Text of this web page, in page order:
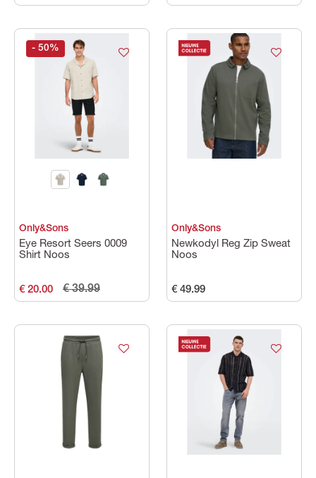
Only&Sons
Eye Resort Seers 0009
Shirt Noos
€ 20.00 € 39.99
- 50%
Only&Sons
Newkodyl Reg Zip Sweat
Noos
€ 49.99